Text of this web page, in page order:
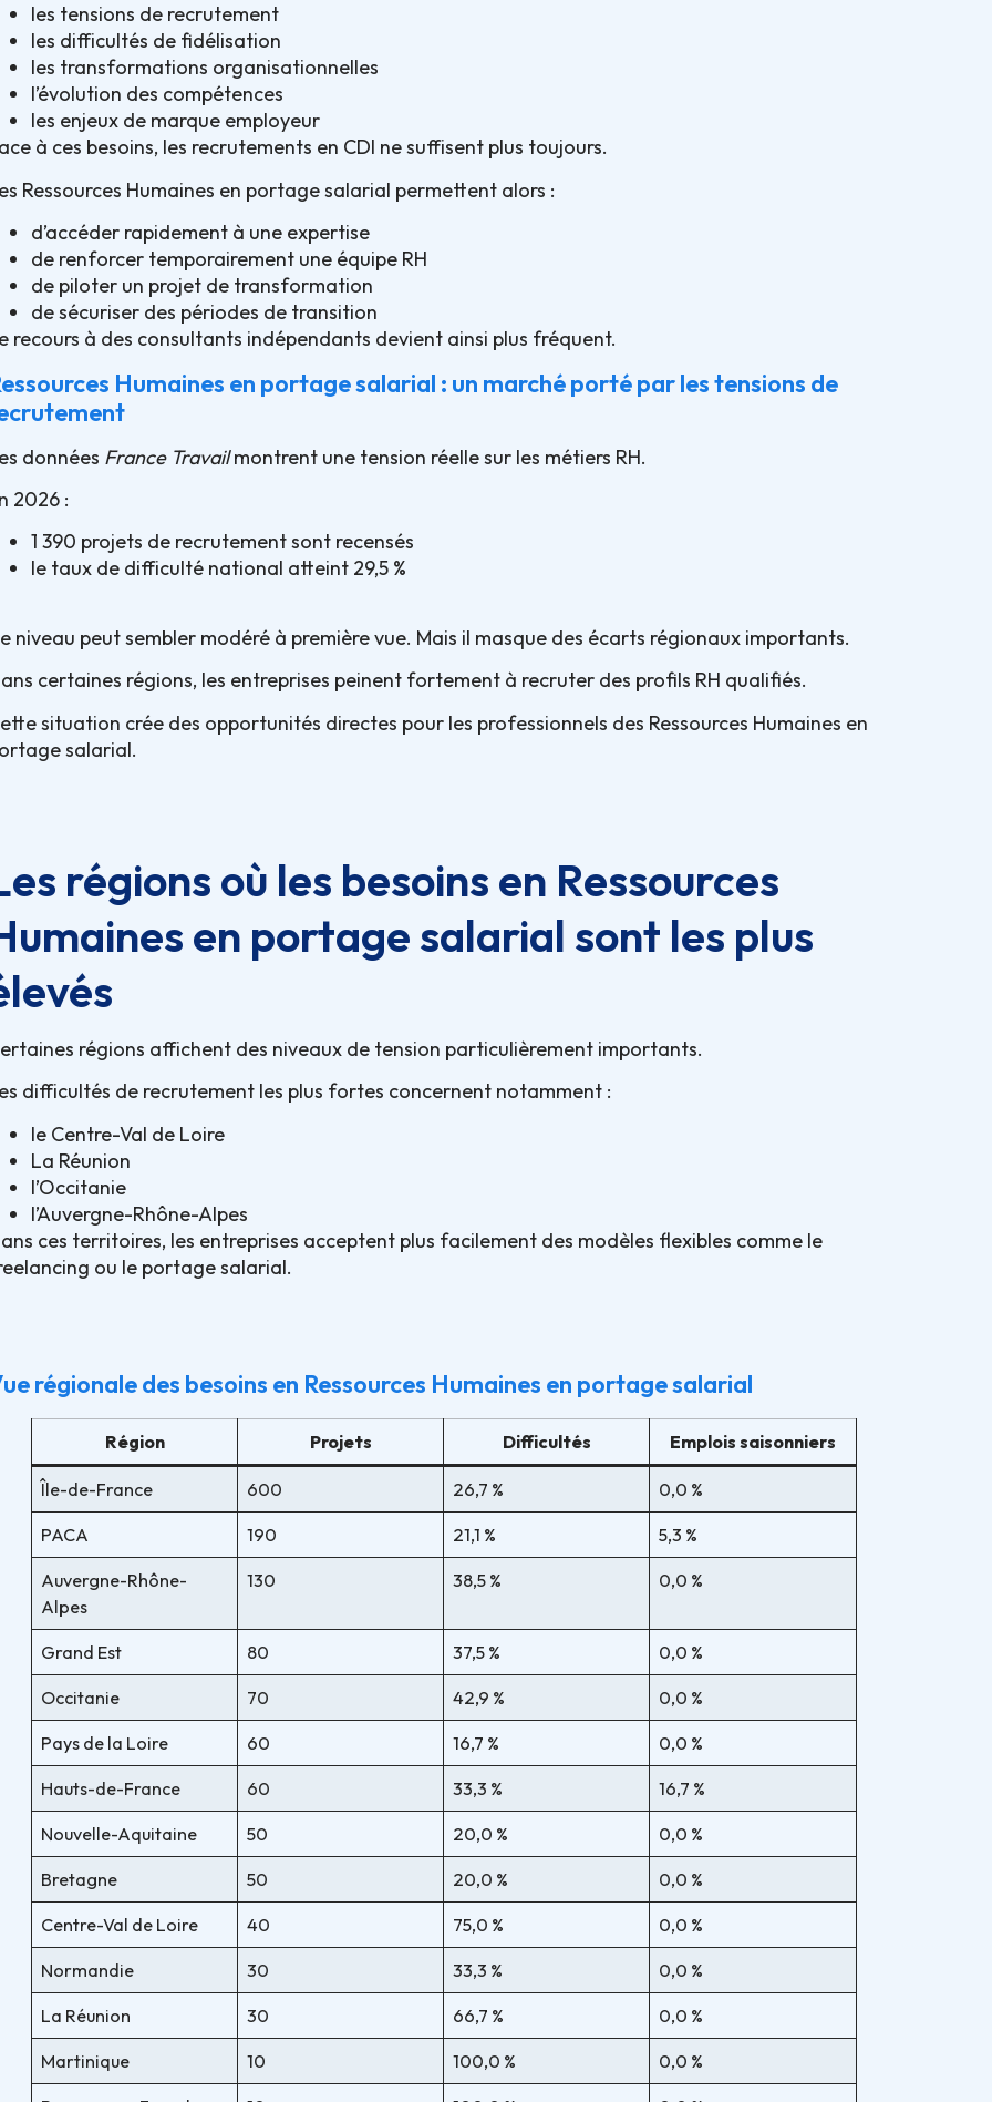
les tensions de recrutement
les difficultés de fidélisation
les transformations organisationnelles
l’évolution des compétences
les enjeux de marque employeur
à ces besoins, les recrutements en CDI ne suffisent plus toujours.
Ressources Humaines en portage salarial permettent alors :
d’accéder rapidement à une expertise
de renforcer temporairement une équipe RH
de piloter un projet de transformation
de sécuriser des périodes de transition
recours à des consultants indépendants devient ainsi plus fréquent.
Humaines en portage salarial : un marché porté par les tensions de
données France Travailmontrent une tension réelle sur les métiers RH.
2026 :
1 390 projets de recrutement sont recensés
le taux de difficulté national atteint 29,5 %
niveau peut sembler modéré à première vue. Mais il masque des écarts régionaux importants.
certaines régions, les entreprises peinent fortement à recruter des profils RH qualifiés.
situation crée des opportunités directes pour les professionnels des Ressources Humaines en
salarial.
régions où les besoins en Ressources
en portage salarial sont les plus
régions affichent des niveaux de tension particulièrement importants.
difficultés de recrutement les plus fortes concernent notamment :
le Centre-Val de Loire
La Réunion
l’Occitanie
l’Auvergne-Rhône-Alpes
ces territoires, les entreprises acceptent plus facilement des modèles flexibles comme le
ou le portage salarial.
régionale des besoins en Ressources Humaines en portage salarial
Région Projets Difficultés Emplois saisonniers
Île-de-France 600 26,7 % 0,0 %
PACA 190 21,1 % 5,3 %
Auvergne-Rhône-
Alpes
130 38,5 % 0,0 %
Grand Est 80 37,5 % 0,0 %
Occitanie 70 42,9 % 0,0 %
Pays de la Loire 60 16,7 % 0,0 %
Hauts-de-France 60 33,3 % 16,7 %
Nouvelle-Aquitaine 50 20,0 % 0,0 %
Bretagne 50 20,0 % 0,0 %
Centre-Val de Loire 40 75,0 % 0,0 %
Normandie 30 33,3 % 0,0 %
La Réunion 30 66,7 % 0,0 %
Martinique 10 100,0 % 0,0 %